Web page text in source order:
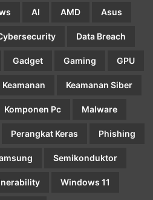
AI AMD Asus
Data Breach
Gadget Gaming GPU
Keamanan Keamanan Siber
Komponen Pc Malware
Perangkat Keras Phishing
Semikonduktor
Windows 11